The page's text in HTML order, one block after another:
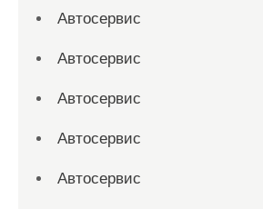
Автосервис
Автосервис
Автосервис
Автосервис
Автосервис